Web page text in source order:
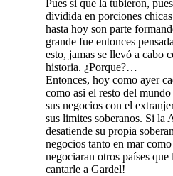
Pues si que la tubieron,
dividida en porciones
hasta hoy son parte
grande fue entonces
esto, jamas se llevó a cabo
historia. ¿Porque?…
Entonces, hoy como ayer
como asi el resto del
sus negocios con el
sus limites soberanos. Si la
desatiende su propia
negocios tanto en mar
negociaran otros países
cantarle a Gardel!